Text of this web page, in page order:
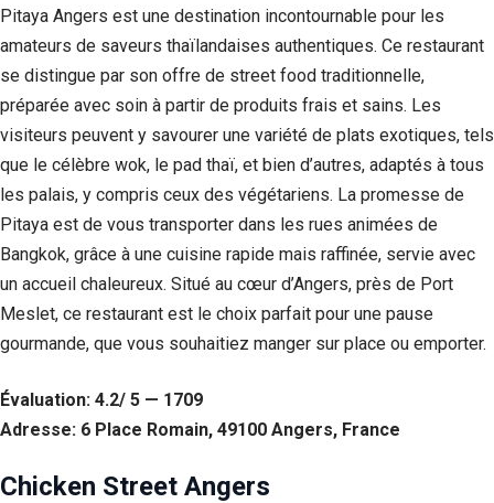
Pitaya Angers est une destination incontournable pour les
amateurs de saveurs thaïlandaises authentiques. Ce restaurant
se distingue par son offre de street food traditionnelle,
préparée avec soin à partir de produits frais et sains. Les
visiteurs peuvent y savourer une variété de plats exotiques, tels
que le célèbre wok, le pad thaï, et bien d’autres, adaptés à tous
les palais, y compris ceux des végétariens. La promesse de
Pitaya est de vous transporter dans les rues animées de
Bangkok, grâce à une cuisine rapide mais raffinée, servie avec
un accueil chaleureux. Situé au cœur d’Angers, près de Port
Meslet, ce restaurant est le choix parfait pour une pause
gourmande, que vous souhaitiez manger sur place ou emporter.
Évaluation: 4.2/ 5 — 1709
Adresse: 6 Place Romain, 49100 Angers, France
Chicken Street Angers
sont pas
facultatifs. Ils
nécessaires au
fonctionnement